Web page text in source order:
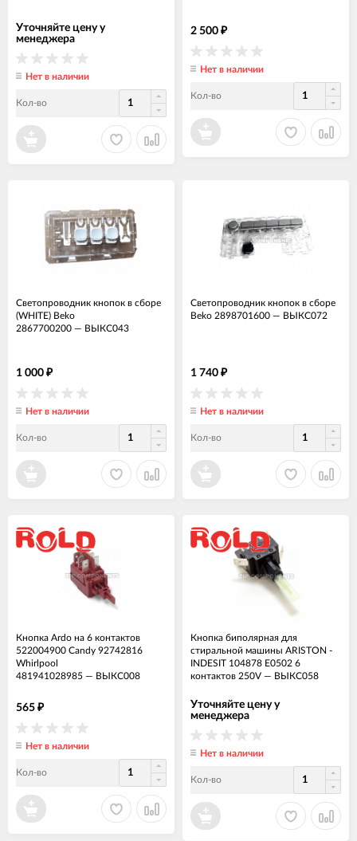
Уточняйте цену у
менеджера
Нет в наличии
Кол-во
2 500 ₽
Нет в наличии
Кол-во
Светопроводник кнопок в сборе
(WHITE) Beko
2867700200 — ВЫКС043
1 000 ₽
Нет в наличии
Кол-во
Светопроводник кнопок в сборе
Beko 2898701600 — ВЫКС072
1 740 ₽
Нет в наличии
Кол-во
Кнопка Ardo на 6 контактов
522004900 Candy 92742816
Whirlpool
481941028985 — ВЫКС008
565 ₽
Нет в наличии
Кол-во
Кнопка биполярная для
стиральной машины ARISTON -
INDESIT 104878 E0502 6
контактов 250V — ВЫКС058
Уточняйте цену у
менеджера
Нет в наличии
Кол-во